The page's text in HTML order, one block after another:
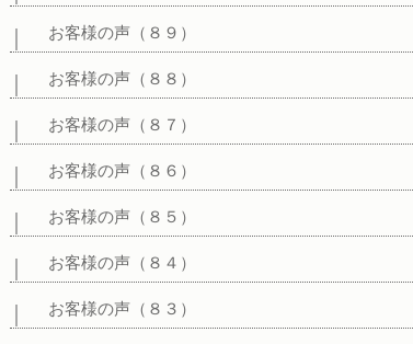
お客様の声（８９）
お客様の声（８８）
お客様の声（８７）
お客様の声（８６）
お客様の声（８５）
お客様の声（８４）
お客様の声（８３）